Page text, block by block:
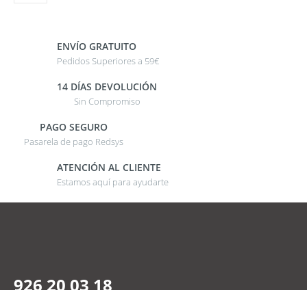
ENVÍO GRATUITO
Pedidos Superiores a 59€
14 DÍAS DEVOLUCIÓN
Sin Compromiso
PAGO SEGURO
Pasarela de pago Redsys
ATENCIÓN AL CLIENTE
Estamos aquí para ayudarte
926 20 03 18